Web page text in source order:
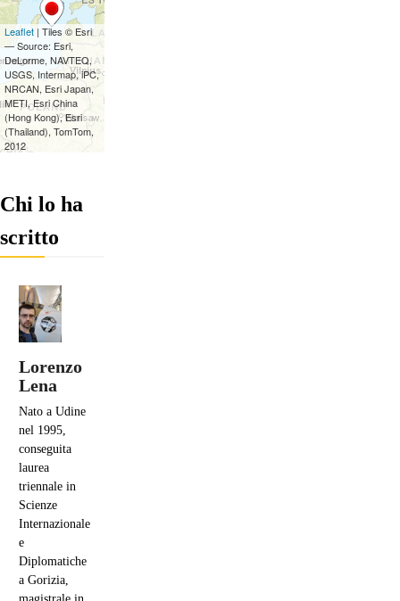
Chi lo ha
scritto
Lorenzo
Lena
Nato a Udine
nel 1995,
conseguita
laurea
triennale in
Scienze
Internazionale
e
Diplomatiche
a Gorizia,